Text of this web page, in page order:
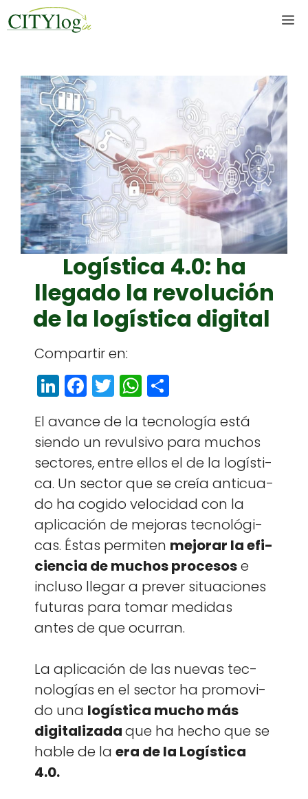
Skip
to
Logística 4.0: ha
llegado la revolución
de la logística digital
Com­par­tir en:
Li
n
k
e
dI
n
F
a
c
e
b
o
o
k
T
w
itt
e
r
W
h
a
ts
A
p
p
a
r
e
El avance de la tec­nología está
sien­do un revul­si­vo para muchos
sec­tores, entre ellos el de la logís­ti­
ca. Un sec­tor que se creía antic­ua­
do ha cogi­do veloci­dad con la
apli­cación de mejo­ras tec­nológ­i­
cas. Éstas per­miten mejo­rar la efi­
cien­cia de muchos pro­ce­sose
inclu­so lle­gar a pre­v­er situa­ciones
futuras para tomar medi­das
antes de que ocur­ran.
La apli­cación de las nuevas tec­
nologías en el sec­tor ha pro­movi­
do una logís­ti­ca mucho más
dig­i­tal­iza­daque ha hecho que se
hable de la era de la Logís­ti­ca
4.0.